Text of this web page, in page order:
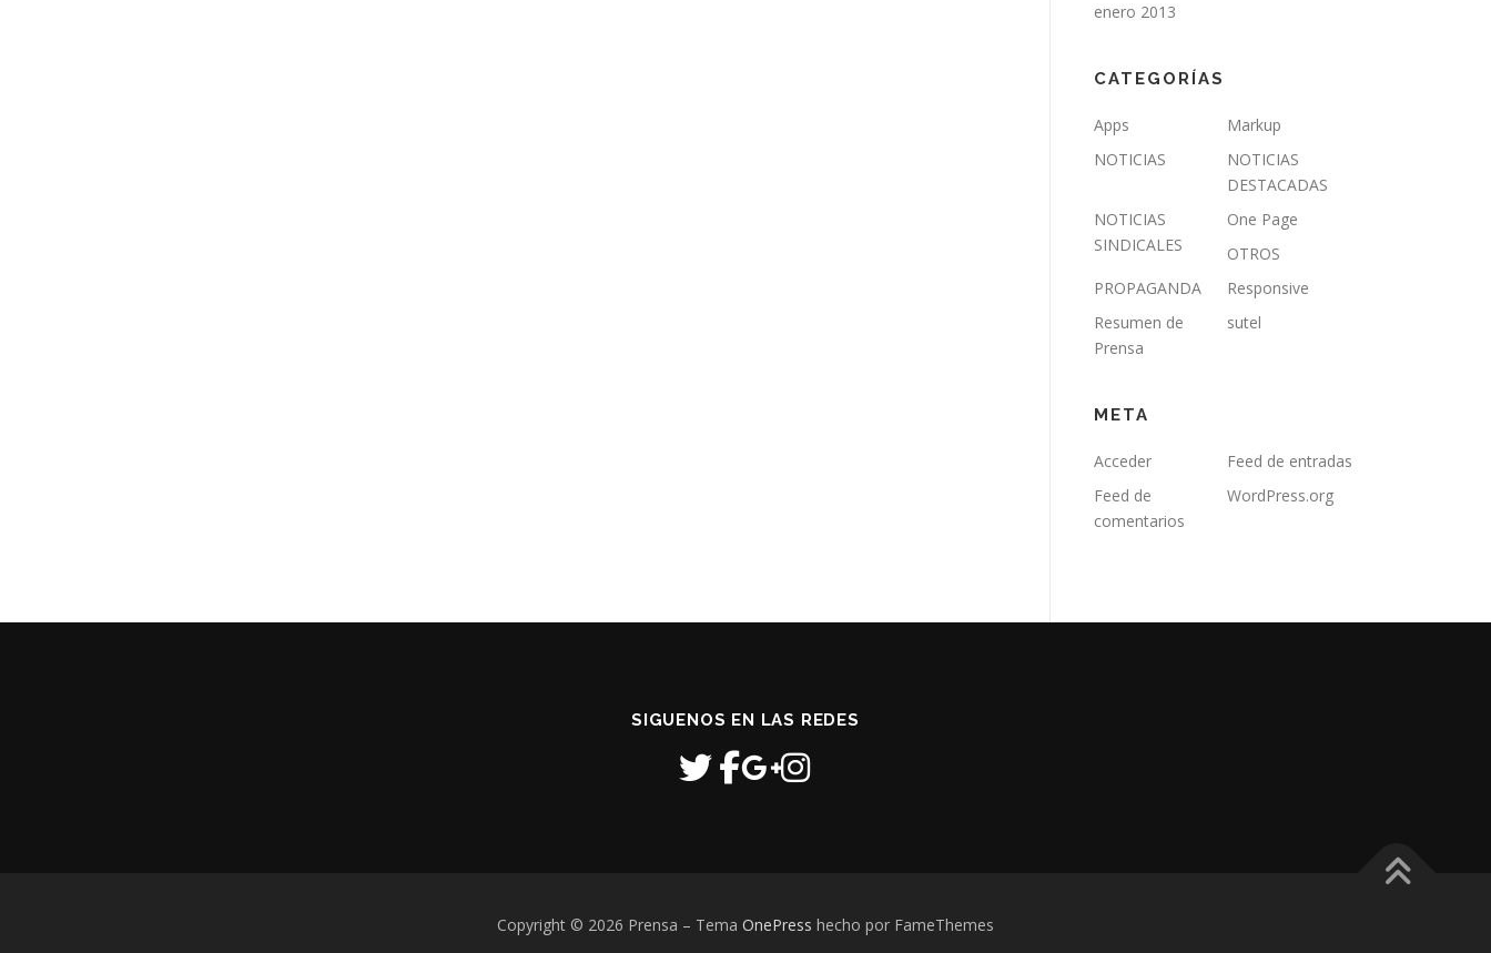
enero 2013
CATEGORÍAS
Apps
Markup
NOTICIAS
NOTICIAS
DESTACADAS
NOTICIAS
SINDICALES
One Page
OTROS
PROPAGANDA
Responsive
Resumen de
Prensa
sutel
META
Acceder
Feed de entradas
Feed de
comentarios
WordPress.org
SIGUENOS EN LAS REDES
Copyright © 2026 Prensa – Tema OnePress hecho por FameThemes